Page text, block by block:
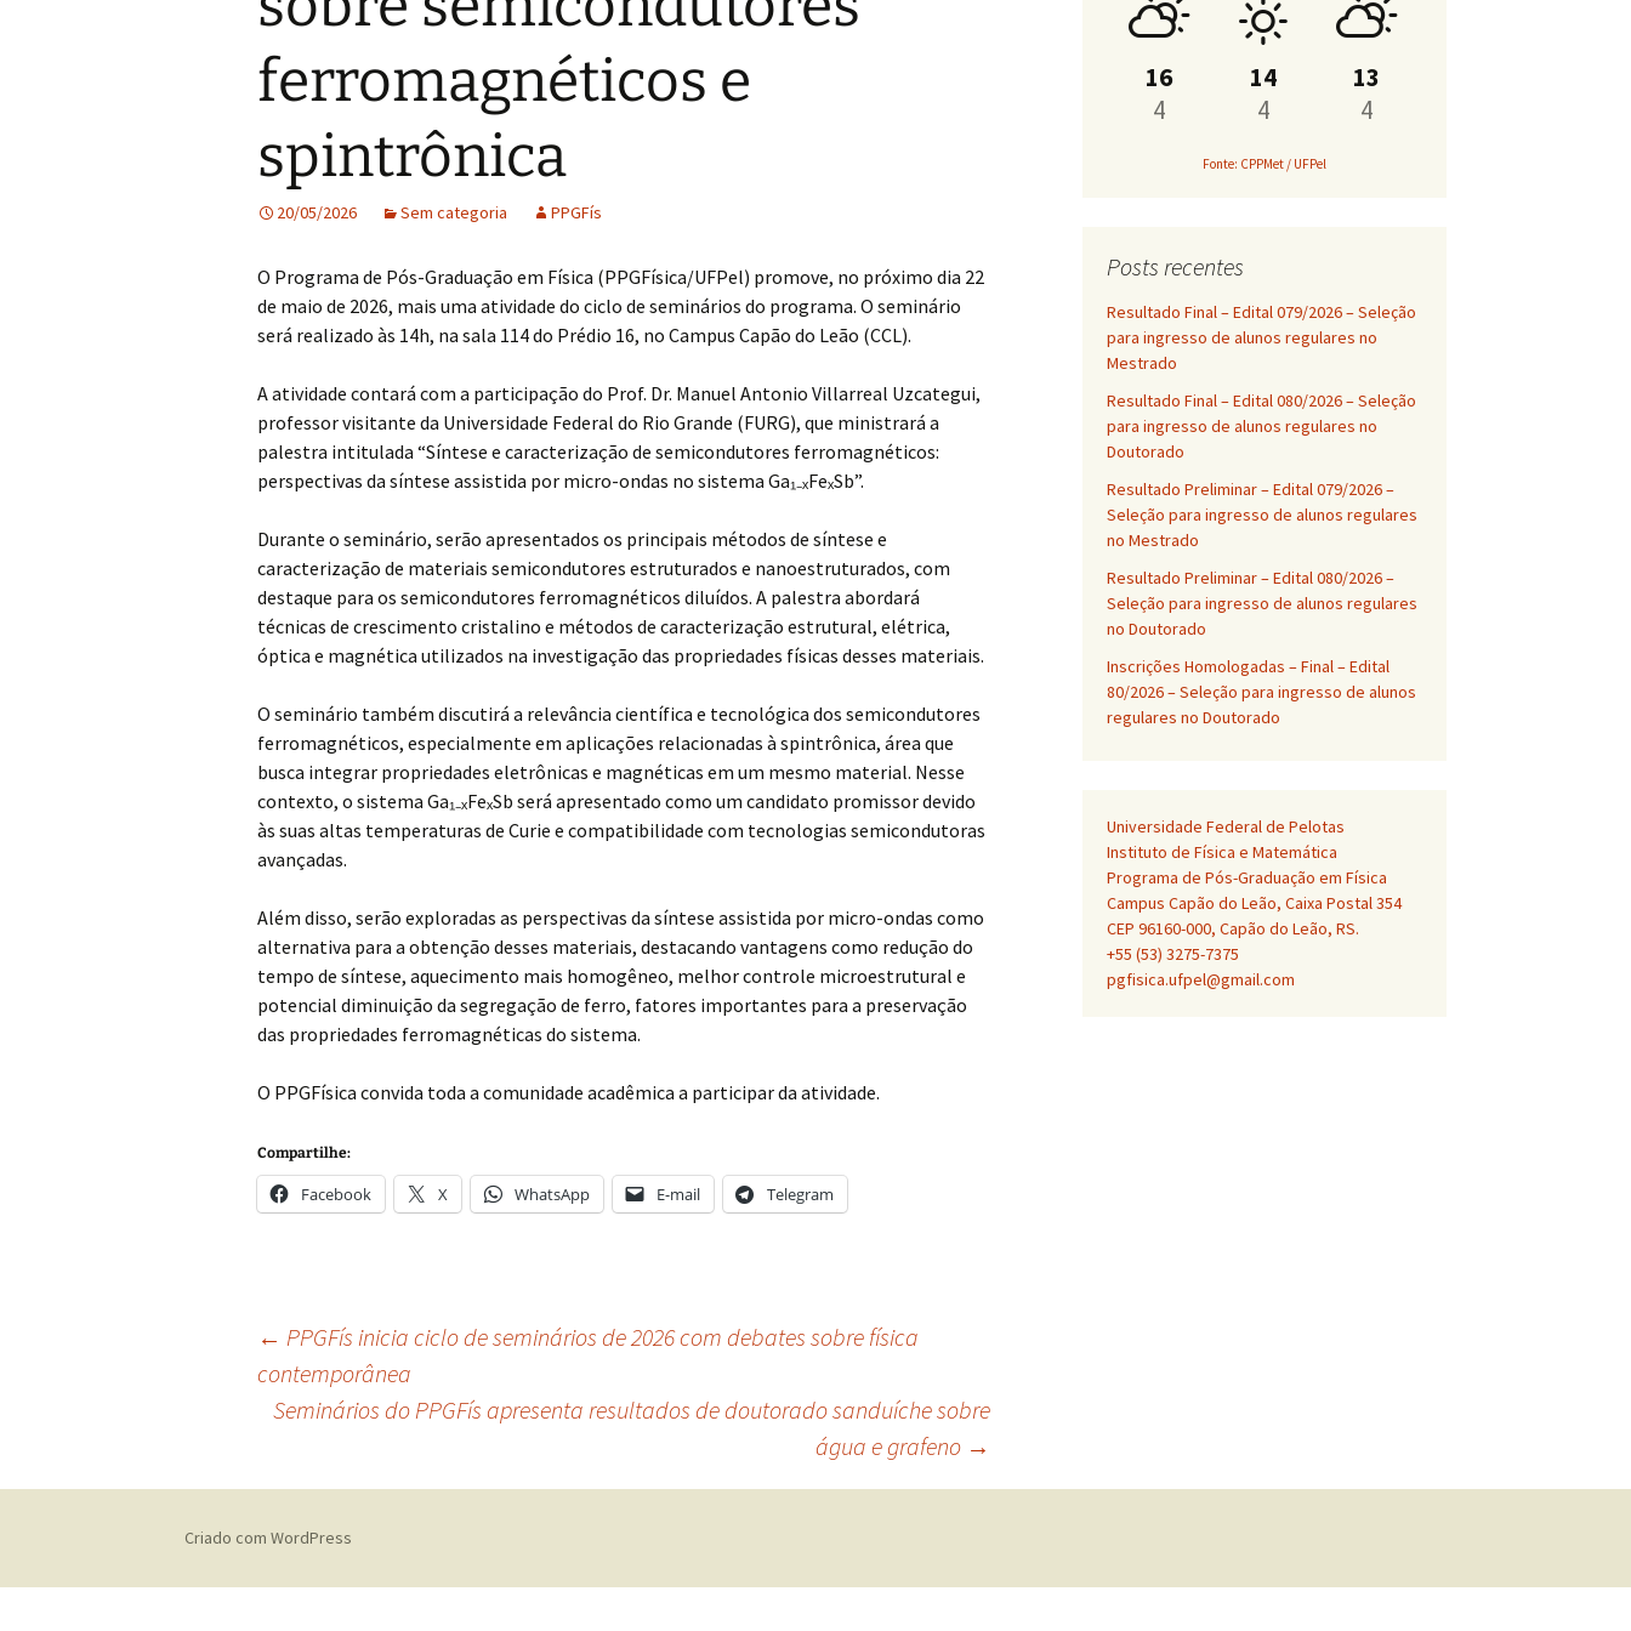
PROAP
Grupo de Física de
Física da Matéria Mole
Grupo Teórico-
Computacional de
Matéria Condensada
Magnetismo
ferromagnéticos e
spintrônica
20/05/2026 Sem categoria PPGFís
O Programa de Pós-Graduação em Física (PPGFísica/UFPel) promove, no próximo dia 22
de maio de 2026, mais uma atividade do ciclo de seminários do programa. O seminário
será realizado às 14h, na sala 114 do Prédio 16, no Campus Capão do Leão (CCL).
A atividade contará com a participação do Prof. Dr. Manuel Antonio Villarreal Uzcategui,
professor visitante da Universidade Federal do Rio Grande (FURG), que ministrará a
palestra intitulada “Síntese e caracterização de semicondutores ferromagnéticos:
perspectivas da síntese assistida por micro-ondas no sistema Ga₁₋ₓFeₓSb”.
Durante o seminário, serão apresentados os principais métodos de síntese e
caracterização de materiais semicondutores estruturados e nanoestruturados, com
destaque para os semicondutores ferromagnéticos diluídos. A palestra abordará
técnicas de crescimento cristalino e métodos de caracterização estrutural, elétrica,
óptica e magnética utilizados na investigação das propriedades físicas desses materiais.
O seminário também discutirá a relevância científica e tecnológica dos semicondutores
ferromagnéticos, especialmente em aplicações relacionadas à spintrônica, área que
busca integrar propriedades eletrônicas e magnéticas em um mesmo material. Nesse
contexto, o sistema Ga₁₋ₓFeₓSb será apresentado como um candidato promissor devido
às suas altas temperaturas de Curie e compatibilidade com tecnologias semicondutoras
avançadas.
Além disso, serão exploradas as perspectivas da síntese assistida por micro-ondas como
alternativa para a obtenção desses materiais, destacando vantagens como redução do
tempo de síntese, aquecimento mais homogêneo, melhor controle microestrutural e
potencial diminuição da segregação de ferro, fatores importantes para a preservação
das propriedades ferromagnéticas do sistema.
O PPGFísica convida toda a comunidade acadêmica a participar da atividade.
Compartilhe:
Facebook X WhatsApp E-mail Telegram
Navegação
posts
← PPGFís inicia ciclo de seminários de 2026 com debates sobre física
contemporânea
Seminários do PPGFís apresenta resultados de doutorado sanduíche sobre
água e grafeno →
16
4
14
4
13
4
Fonte: CPPMet / UFPel
Posts recentes
Resultado Final – Edital 079/2026 – Seleção
para ingresso de alunos regulares no
Mestrado
Resultado Final – Edital 080/2026 – Seleção
para ingresso de alunos regulares no
Doutorado
Resultado Preliminar – Edital 079/2026 –
Seleção para ingresso de alunos regulares
no Mestrado
Resultado Preliminar – Edital 080/2026 –
Seleção para ingresso de alunos regulares
no Doutorado
Inscrições Homologadas – Final – Edital
80/2026 – Seleção para ingresso de alunos
regulares no Doutorado
Universidade Federal de Pelotas
Instituto de Física e Matemática
Programa de Pós-Graduação em Física
Campus Capão do Leão, Caixa Postal 354
CEP 96160-000, Capão do Leão, RS.
+55 (53) 3275-7375
pgfisica.ufpel@gmail.com
Criado com WordPress